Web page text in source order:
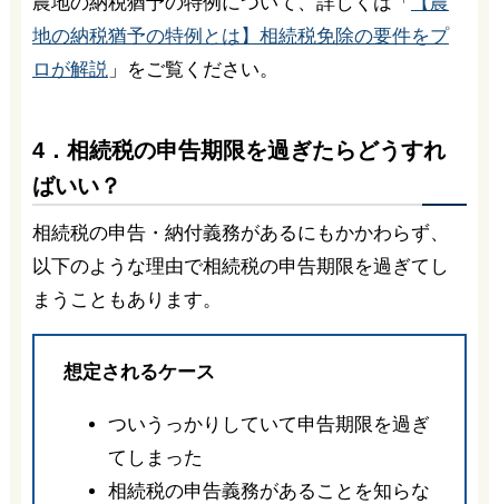
地の納税猶予の特例とは】相続税免除の要件をプ
ロが解説」をご覧ください。
4．相続税の申告期限を過ぎたらどうすれ
ばいい？
相続税の申告・納付義務があるにもかかわらず、
以下のような理由で相続税の申告期限を過ぎてし
まうこともあります。
想定されるケース
ついうっかりしていて申告期限を過ぎ
てしまった
相続税の申告義務があることを知らな